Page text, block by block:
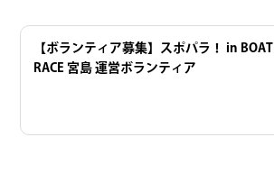
【ボランティア募集】スポパラ！ in BOAT
RACE 宮島 運営ボランティア